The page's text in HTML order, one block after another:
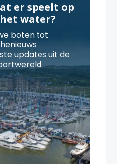
er speelt op
water?
boten tot
updates uit de